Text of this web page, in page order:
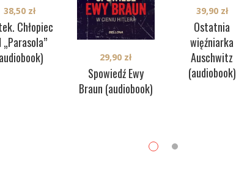
Chłopiec
„Parasola”
38,50 zł
Spowiedź Ewy
Braun (audiobook)
29,90 zł
Ostatnia
więźniarka
Auschwitz
(audiobook)
39,90 zł